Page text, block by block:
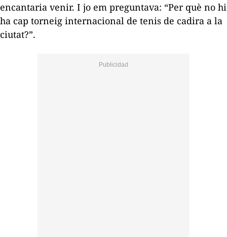
encantaria venir. I jo em preguntava: “Per què no hi
ha cap torneig internacional de tenis de cadira a la
ciutat?”.